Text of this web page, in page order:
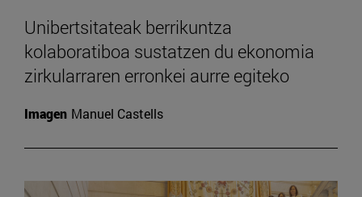
Unibertsitateak berrikuntza
kolaboratiboa sustatzen du ekonomia
zirkularraren erronkei aurre egiteko
Imagen Manuel Castells